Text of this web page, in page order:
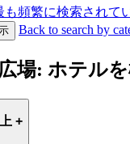
も頻繁に検索されて
Back to search by
場: ホテル
+